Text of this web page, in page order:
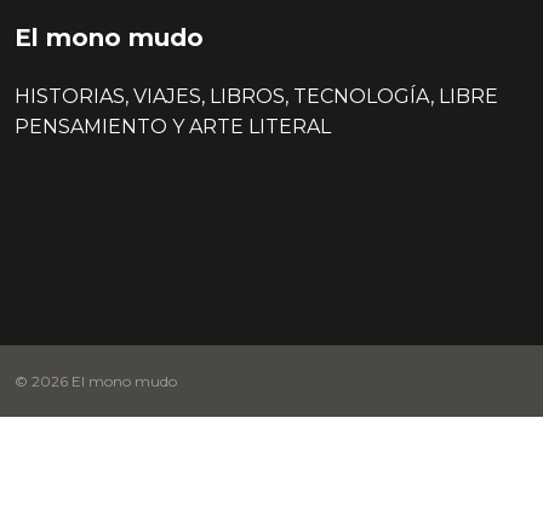
El mono mudo
HISTORIAS, VIAJES, LIBROS, TECNOLOGÍA, LIBRE
PENSAMIENTO Y ARTE LITERAL
© 2026 El mono mudo